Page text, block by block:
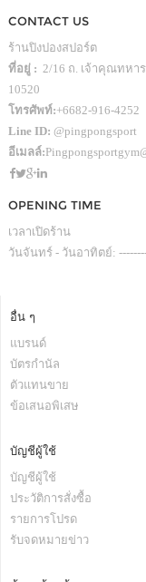
CONTACT US
ร้านปิงปองสปอร์ต
ที่อยู่ : 2/16 ถ. เจ้าคุณทหา
10520
โทรศัพท์:+6682-916-4252
Line ID: @pingpongsport
อีเมลล์:
OPENING TIME
เวลาเปิดร้าน
วันจันทร์ - วันอาทิตย์:
อื่น ๆ
แบรนด์
บัตรกำนัล
ตัวแทนขาย
ข้อเสนอพิเสษ
บัญชีผู้ใช้
บัญชีผู้ใช้
ประวัติการสั่งซื้อ
รายการโปรด
รับจดหมายข่าว